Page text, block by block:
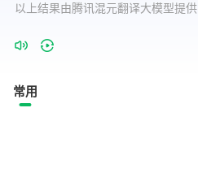
以上结果由腾讯混元翻译大模型提供
常用